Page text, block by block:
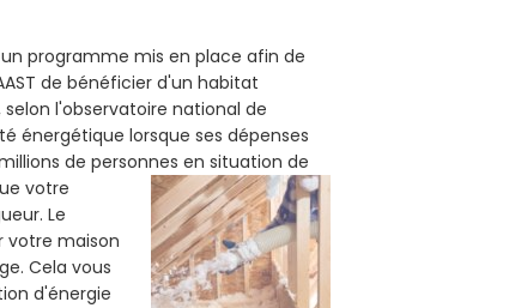
un programme mis en place afin de
de bénéficier d'un habitat
l'observatoire national de
énergétique lorsque ses dépenses
de personnes en situation de
votre
Le
votre maison
Cela vous
d'énergie